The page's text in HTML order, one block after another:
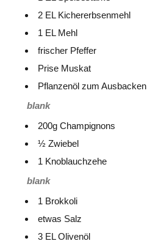
2 EL Kichererbsenmehl
1 EL Mehl
frischer Pfeffer
Prise Muskat
Pflanzenöl zum Ausbacken
blank
200g Champignons
½ Zwiebel
1 Knoblauchzehe
blank
1 Brokkoli
etwas Salz
3 EL Olivenöl